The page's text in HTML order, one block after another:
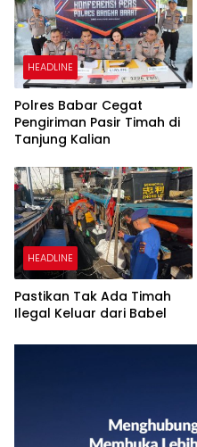
HEADLINE
Polres Babar Cegat
Pengiriman Pasir Timah di
Tanjung Kalian
HEADLINE
Pastikan Tak Ada Timah
Ilegal Keluar dari Babel